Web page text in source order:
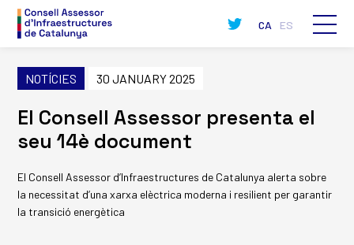
CA ES
NOTÍCIES 30 JANUARY 2025
El Consell Assessor presenta el
seu 14è document
El Consell Assessor d’Infraestructures de Catalunya alerta sobre
la necessitat d’una xarxa elèctrica moderna i resilient per garantir
la transició energètica